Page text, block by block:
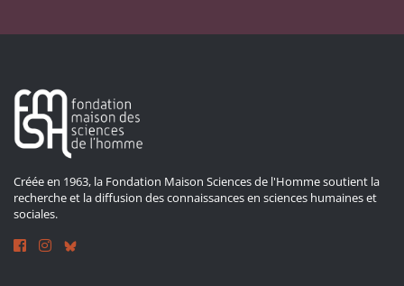
Créée en 1963, la Fondation Maison Sciences de l'Homme soutient la
recherche et la diffusion des connaissances en sciences humaines et
sociales.